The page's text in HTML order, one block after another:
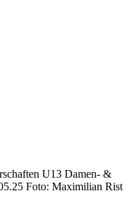
U13 Damen- &
Foto: Maximilian Rist